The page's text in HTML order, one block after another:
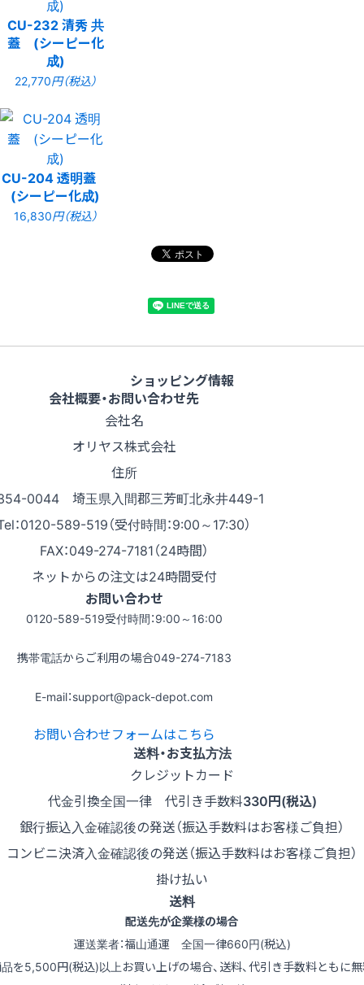
CU-232 清秀 共
蓋 (シーピー化
成)
22,770円（税込）
CU-204 透明蓋
(シーピー化成)
16,830円（税込）
ショッピング情報
会社概要・お問い合わせ先
会社名
オリヤス株式会社
住所
0044 埼玉県入間郡三芳町北永井449-1
：0120-589-519（受付時間：9:00～17:30）
FAX：049-274-7181（24時間）
ネットからの注文は24時間受付
お問い合わせ
0120-589-519受付時間：9:00～16:00
携帯電話からご利用の場合049-274-7183
E-mail：support@pack-depot.com
お問い合わせフォームはこちら
送料・お支払方法
クレジットカード
代金引換全国一律 代引き手数料330円(税込)
銀行振込入金確認後の発送（振込手数料はお客様ご負担）
コンビニ決済入金確認後の発送（振込手数料はお客様ご負担）
掛け払い
送料
配送先が企業様の場合
運送業者：福山通運 全国一律660円(税込)
品を5,500円(税込)以上お買い上げの場合、送料、代引き手数料ともに無